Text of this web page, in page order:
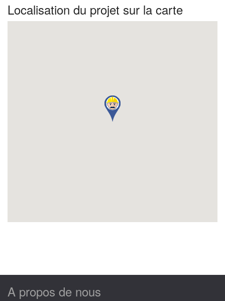
Localisation du projet sur la carte
A propos de nous